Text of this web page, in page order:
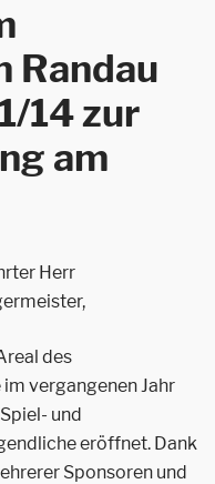
Randau
14 zur
am
Herr
des
vergangenen Jahr
und
eröffnet. Dank
Sponsoren und